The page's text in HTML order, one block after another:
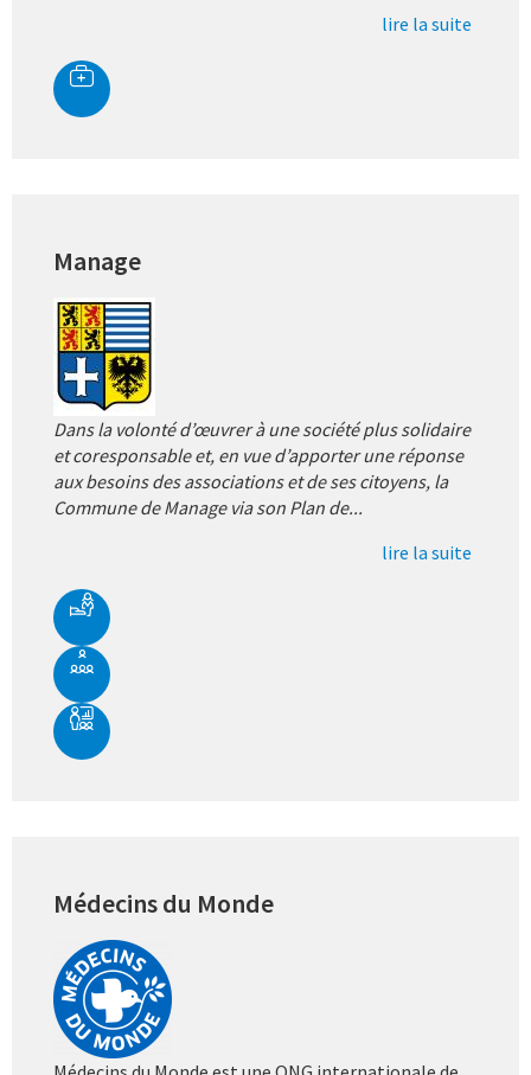
lire la suite
Manage
Dans la volonté d’œuvrer à une société plus solidaire
et coresponsable et, en vue d’apporter une réponse
aux besoins des associations et de ses citoyens, la
Commune de Manage via son Plan de...
lire la suite
Médecins du Monde